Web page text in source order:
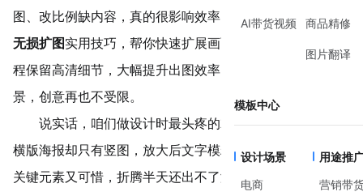
AI带货视频 商品精修
图片翻译
模板中心
设计场景
电商
用途推
营销带
图、改比例缺内容，真的很影响效率。今天分享美图设计室
无损扩图实用技巧，帮你快速扩展画面、自由调整比例，全
程保留高清细节，大幅提升出图效率，轻松搞定各类设计场
景，创意再也不受限。
说实话，咱们做设计时最头疼的就是图片不够用：想做
横版海报却只有竖图，放大后文字模糊、边缘发虚，裁剪掉
关键元素又可惜，折腾半天还出不了满意的效果。其实这些